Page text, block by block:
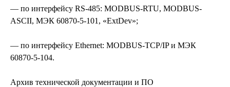
— по интерфейсу RS-485: MODBUS-RTU, MODBUS-
ASCII, МЭК 60870-5-101, «ExtDev»;
— по интерфейсу Ethernet: MODBUS-TCP/IP и МЭК
60870-5-104.
Архив технической документации и ПО